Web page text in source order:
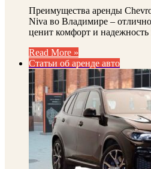
Преимущества аренды
Niva во Владимире –
ценит комфорт и
Read More »
Статьи об аренде авто